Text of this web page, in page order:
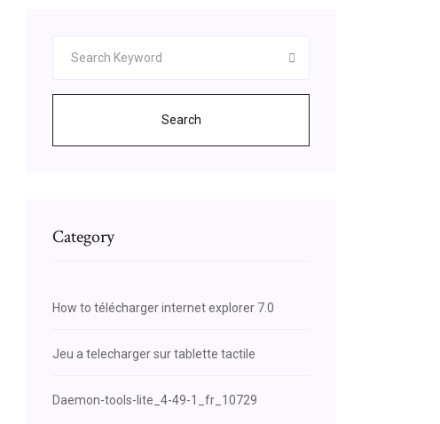
Search
Category
How to télécharger internet explorer 7.0
Jeu a telecharger sur tablette tactile
Daemon-tools-lite_4-49-1_fr_10729